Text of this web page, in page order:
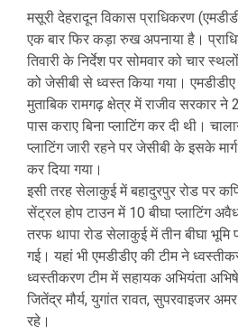
मसूरी देहरादून विकास प्राधिकरण
एक बार फिर कड़ा रुख अपनाया है।
तिवारी के निर्देश पर सोमवार को चार
को जेसीबी से ध्वस्त किया गया। एमडीडीए
मुताबिक रामगढ़ क्षेत्र में राजीव सरकार
पास कराए बिना प्लाटिंग कर दी थी।
प्लाटिंग जारी रहने पर जेसीबी के इसके
कर दिया गया।
इसी तरह सेलाकुई में बहादुरपुर रोड पर
सेंट्रल होप टाउन में 10 बीघा प्लाटिंग
तरफ थापा रोड सेलाकुई में तीन बीघा भूमि
गई। यहां भी एमडीडीए की टीम ने
ध्वस्तीकरण टीम में सहायक अभियंता
जितेंद्र मौर्य, युगांत रावत, सुपरवाइजर
रहे।